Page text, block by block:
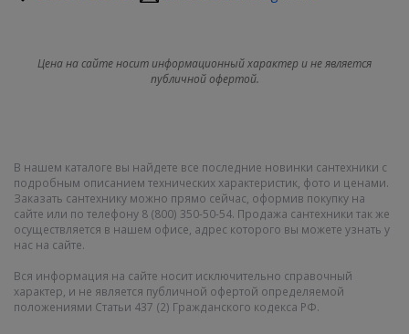
Цена на сайте носит информационный характер и не является
публичной офертой.
В нашем каталоге вы найдете все последние новинки сантехники с
подробным описанием технических характеристик, фото и ценами.
Заказать сантехнику можно прямо сейчас, оформив покупку на
сайте или по телефону 8 (800) 350-50-54. Продажа сантехники так же
осуществляется в нашем офисе, адрес которого вы можете узнать у
нас на сайте.
Вся информация на сайте носит исключительно справочный
характер, и не является публичной офертой определяемой
положениями Статьи 437 (2) Гражданского кодекса РФ.